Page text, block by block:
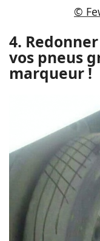
©
4.
vos pneus
marqueur !